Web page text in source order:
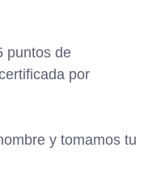
puntos de
por
y tomamos tu